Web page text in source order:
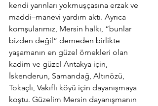
kendi yarınları yokmuşçasına erzak ve
maddi–manevi yardım aktı. Ayrıca
komşularımız, Mersin halkı, “bunlar
bizden değil” demeden birlikte
yaşamanın en güzel örnekleri olan
kadim ve güzel Antakya için,
İskenderun, Samandağ, Altınözü,
Tokaçlı, Vakıflı köyü için dayanışmaya
koştu. Güzelim Mersin dayanışmanın